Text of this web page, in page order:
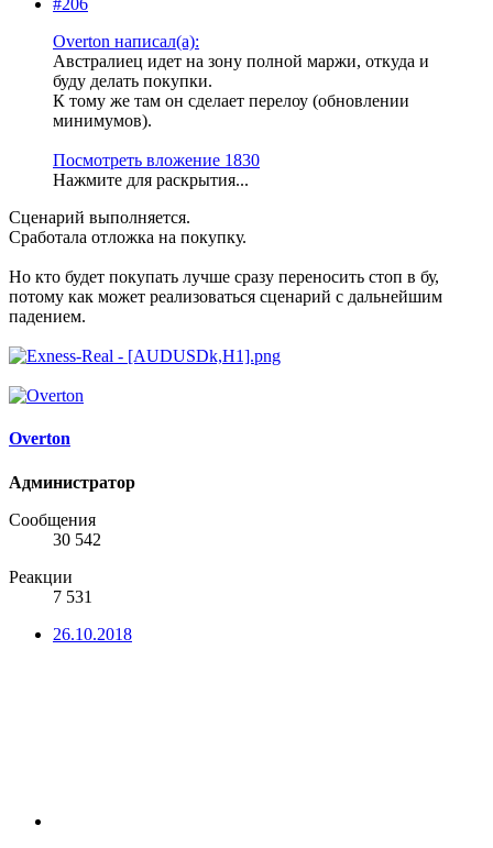
#206
Overton написал(а):
Австралиец идет на зону полной маржи, откуда и
буду делать покупки.
К тому же там он сделает перелоу (обновлении
минимумов).
Посмотреть вложение 1830
Нажмите для раскрытия...
Сценарий выполняется.
Сработала отложка на покупку.
Но кто будет покупать лучше сразу переносить стоп в бу,
потому как может реализоваться сценарий с дальнейшим
падением.
Overton
Администратор
Сообщения
30 542
Реакции
7 531
26.10.2018